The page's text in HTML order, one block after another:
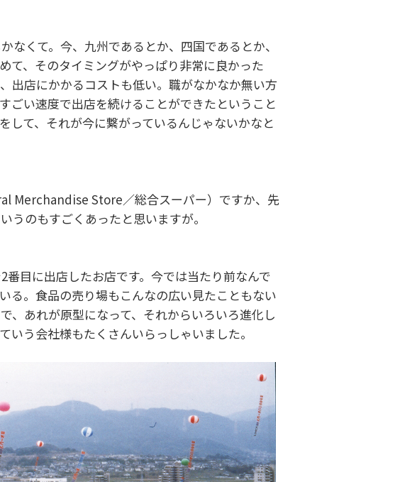
くて。今、九州であるとか、四国であるとか、
て、そのタイミングがやっぱり非常に良かった
出店にかかるコストも低い。職がなかなか無い方
ごい速度で出店を続けることができたということ
して、それが今に繋がっているんじゃないかなと
Merchandise Store／総合スーパー）ですか、先
うのもすごくあったと思いますが。
目に出店したお店です。今では当たり前なんで
る。食品の売り場もこんなの広い見たこともない
、あれが原型になって、それからいろいろ進化し
う会社様もたくさんいらっしゃいました。